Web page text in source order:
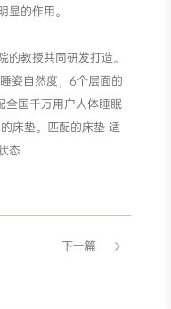
显的作用。
的教授共同研发打造。
姿自然度，6个层面的
全国千万用户人体睡眠
床垫。匹配的床垫 适
态
下一篇